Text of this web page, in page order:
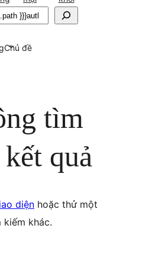
Chủ đề
tìm
quả
diện hoặc thử một
kiếm khác.